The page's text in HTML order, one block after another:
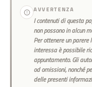
AVVERTENZA
I contenuti di questa
non possono in alcun
Per ottenere un
interessa è possibile
appuntamento. Gli
od omissioni, nonché
delle presenti